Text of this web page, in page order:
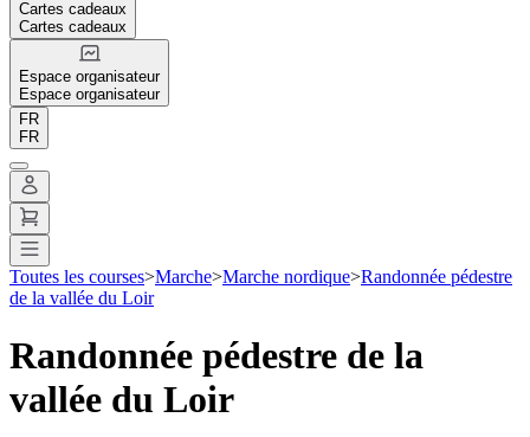
Cartes cadeaux
Cartes cadeaux
Espace organisateur
Espace organisateur
FR
FR
Toutes les courses>Marche>Marche nordique>Randonnée pédestre
de la vallée du Loir
Randonnée pédestre de la
vallée du Loir